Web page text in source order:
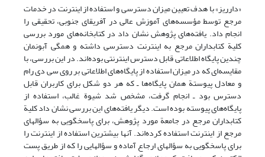
«دارریز» با هدف تعیین میزان دسترسی و استفاده از اینترنت در خدمات
مرجع توسط مؤسسه‌های آموزش عالی در آفریقای جنوبی، تحقیقی را
انجام داد. یافته‌های پژوهش نشان داد در کتابخانه‌های مورد بررسی
کلیة کتابداران مرجع به اینترنت دسترسی داشته و همگی آبونمان
چندین پایگاه اطلاعاتی قابل دسترس اینترنتی بوده‌اند. در این بررسی، با
مقایسه‌ای که در میزان استفاده از پایگاه‌های اطلاعاتی بر روی سی دی رام
و معادل پیوستة همان پایگاه‌ها ـ که هر دو شکل برای کاربران قابل
دسترس بود ـ انجام گرفت، مشخص شد شیوة غالب، استفاده از
پایگاه‌های پیوسته بوده است. دیگر یافته‌های این بررسی نشان داد کلیة
کتابداران مرجع در جامعة مورد پژوهش، برای پاسخگویی به سؤالهای
مرجع از اینترنت استفاده کرده‌اند. آنها بیشترین استفاده از اینترنت را
برای پاسخگویی به سؤالهای ارجاع آماده و سؤالهایی را که از طریق پست